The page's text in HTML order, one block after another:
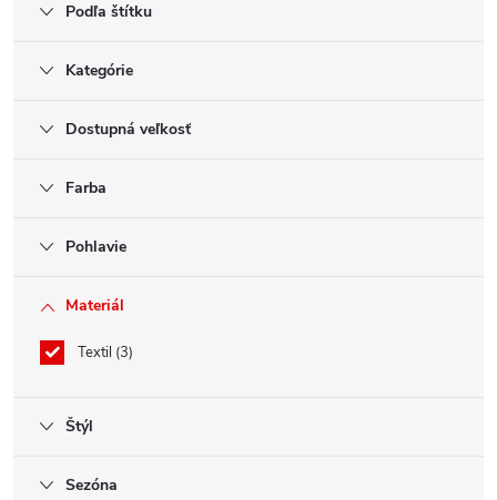
Podľa štítku
Kategórie
Dostupná veľkosť
Farba
Pohlavie
Materiál
Textil 3
Štýl
Sezóna